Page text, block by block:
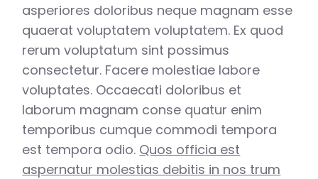
asperiores doloribus neque magnam esse
quaerat voluptatem voluptatem. Ex quod
rerum voluptatum sint possimus
consectetur. Facere molestiae labore
voluptates. Occaecati doloribus et
laborum magnam conse quatur enim
temporibus cumque commodi tempora
est tempora odio. Quos officia est
aspernatur molestias debitis in nos trum